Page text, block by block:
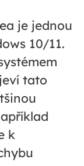
je jednou
10/11.
tato
k